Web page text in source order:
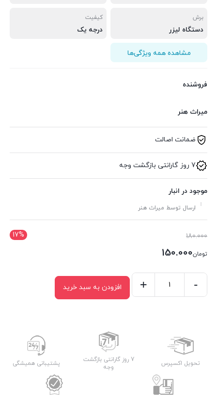
برش
دستگاه لیزر
کیفیت
درجه یک
مشاهده همه ویژگی‌ها
فروشنده
میراث هنر
ضمانت اصالت
7 روز گارانتی بازگشت وجه
موجود در انبار
ارسال توسط میراث هنر
17% 180.000قیمت
اصلی:
تومان150.000
فعلی:
تومان150.000.
-
+ افزودن به سبد خرید
تحویل اکسپرس
7 روز گارانتی بازگشت
وجه
پشتیبانی همیشگی